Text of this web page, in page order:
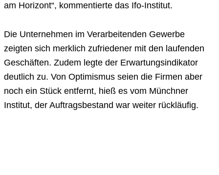
am Horizont“, kommentierte das Ifo-Institut.
Die Unternehmen im Verarbeitenden Gewerbe
zeigten sich merklich zufriedener mit den laufenden
Geschäften. Zudem legte der Erwartungsindikator
deutlich zu. Von Optimismus seien die Firmen aber
noch ein Stück entfernt, hieß es vom Münchner
Institut, der Auftragsbestand war weiter rückläufig.